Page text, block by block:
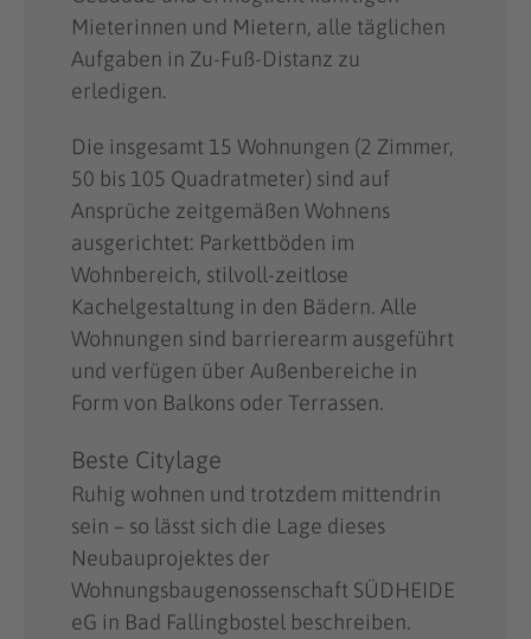
Mieterinnen und Mietern, alle täglichen
Aufgaben in Zu-Fuß-Distanz zu
erledigen.
Die insgesamt 15 Wohnungen (2 Zimmer,
50 bis 105 Quadratmeter) sind auf
Ansprüche zeitgemäßen Wohnens
ausgerichtet: Parkettböden im
Wohnbereich, stilvoll-zeitlose
Kachelgestaltung in den Bädern. Alle
Wohnungen sind barrierearm ausgeführt
und verfügen über Außenbereiche in
Form von Balkons oder Terrassen.
Beste Citylage
Ruhig wohnen und trotzdem mittendrin
sein – so lässt sich die Lage dieses
Neubauprojektes der
Wohnungsbaugenossenschaft SÜDHEIDE
eG in Bad Fallingbostel beschreiben.